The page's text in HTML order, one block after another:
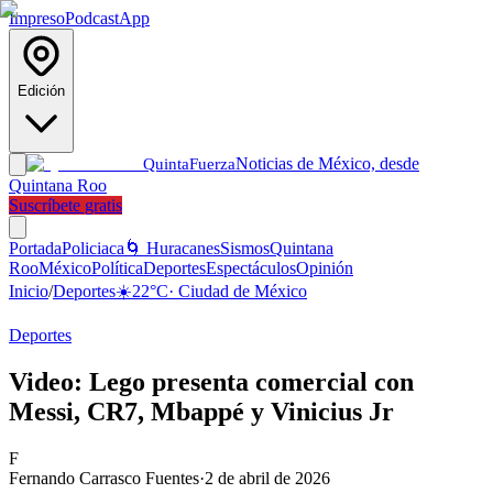
ImpresoPodcastApp
Edición
QuintaFuerzaNoticias de México, desde
Quintana Roo
Suscríbete gratis
PortadaPoliciaca 🌀 HuracanesSismosQuintana
RooMéxicoPolíticaDeportesEspectáculosOpinión
Inicio/Deportes☀️22°C· Ciudad de México
Deportes
Video: Lego presenta comercial con
Messi, CR7, Mbappé y Vinicius Jr
F
Fernando Carrasco Fuentes·2 de abril de 2026